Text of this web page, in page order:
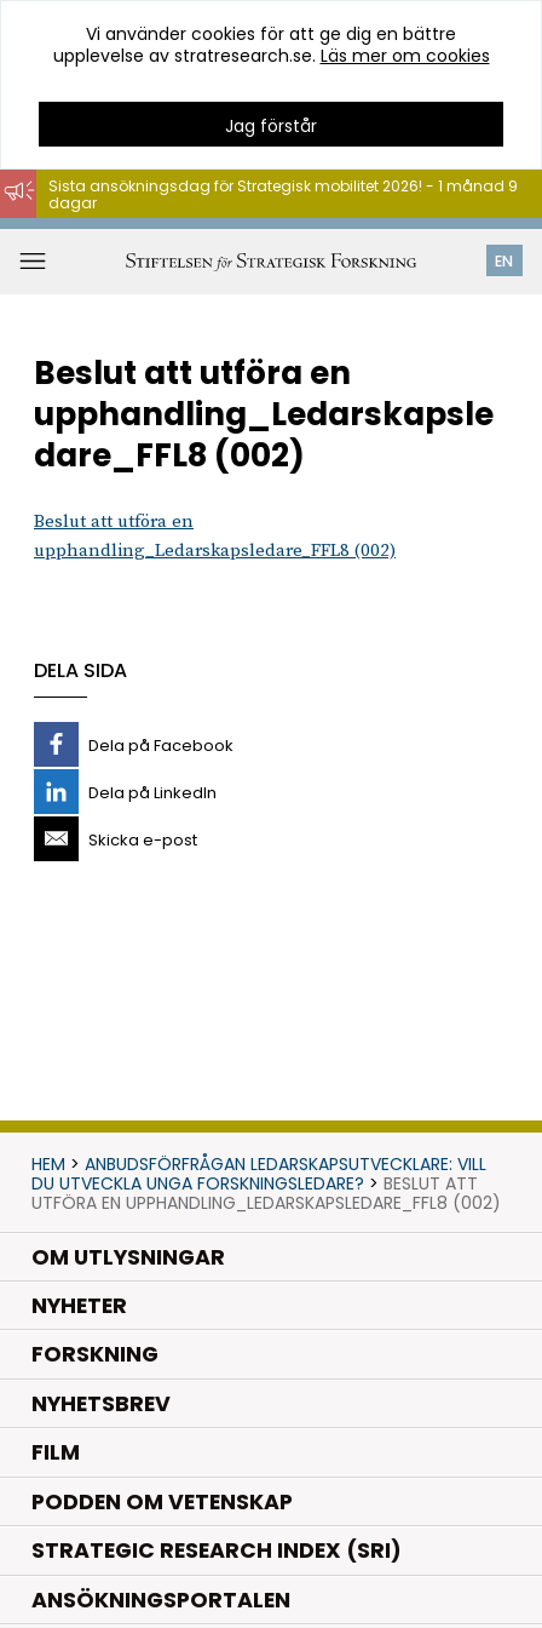
Hoppa
till
innehåll
Vi använder cookies för att ge dig en bättre
upplevelse av stratresearch.se. Läs mer om cookies
Jag förstår
EN
Sista ansökningsdag för Strategisk mobilitet 2026! - 1 månad 9
dagar
Beslut att utföra en
upphandling_Ledarskapsle
dare_FFL8 (002)
Beslut att utföra en
upphandling_Ledarskapsledare_FFL8 (002)
DELA SIDA
Dela på Facebook
Dela på LinkedIn
Skicka e-post
HEM > ANBUDSFÖRFRÅGAN LEDARSKAPSUTVECKLARE: VILL
DU UTVECKLA UNGA FORSKNINGSLEDARE? > BESLUT ATT
UTFÖRA EN UPPHANDLING_LEDARSKAPSLEDARE_FFL8 (002)
OM UTLYSNINGAR
NYHETER.
FORSKNING.
NYHETSBREV
FILM
PODDEN OM VETENSKAP
STRATEGIC RESEARCH INDEX (SRI)
ANSÖKNINGSPORTALEN